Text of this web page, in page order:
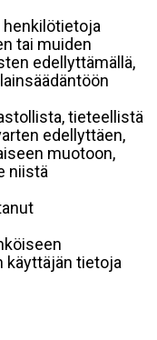
tai muiden
edellyttämällä,
tieteellistä
edellyttäen,
muotoon,
niistä
käyttäjän tietoja